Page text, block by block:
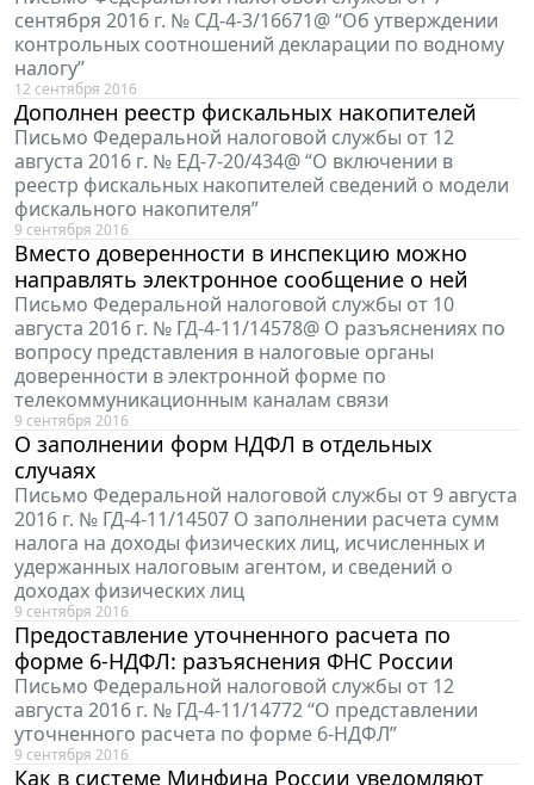
сентября 2016 г. № СД-4-3/16671@ “Об утверждении
контрольных соотношений декларации по водному
налогу”
12 сентября 2016
Дополнен реестр фискальных накопителей
Письмо Федеральной налоговой службы от 12
августа 2016 г. № ЕД-7-20/434@ “О включении в
реестр фискальных накопителей сведений о модели
фискального накопителя”
9 сентября 2016
Вместо доверенности в инспекцию можно
направлять электронное сообщение о ней
Письмо Федеральной налоговой службы от 10
августа 2016 г. № ГД-4-11/14578@ О разъяснениях по
вопросу представления в налоговые органы
доверенности в электронной форме по
телекоммуникационным каналам связи
9 сентября 2016
О заполнении форм НДФЛ в отдельных
случаях
Письмо Федеральной налоговой службы от 9 августа
2016 г. № ГД-4-11/14507 О заполнении расчета сумм
налога на доходы физических лиц, исчисленных и
удержанных налоговым агентом, и сведений о
доходах физических лиц
9 сентября 2016
Предоставление уточненного расчета по
форме 6-НДФЛ: разъяснения ФНС России
Письмо Федеральной налоговой службы от 12
августа 2016 г. № ГД-4-11/14772 “О представлении
уточненного расчета по форме 6-НДФЛ”
9 сентября 2016
Как в системе Минфина России уведомляют